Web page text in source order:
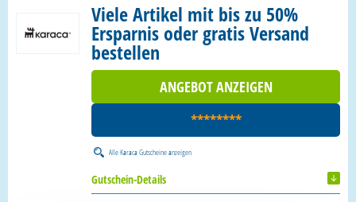
Viele Artikel mit bis zu 50%
Ersparnis oder gratis Versand
bestellen
ANGEBOT ANZEIGEN
********
AlleKaraca Gutscheineanzeigen
Gutschein-Details